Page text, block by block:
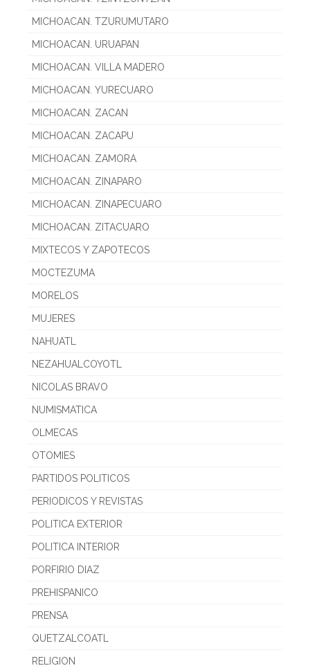
MICHOACAN. TZURUMUTARO
MICHOACAN. URUAPAN
MICHOACAN. VILLA MADERO
MICHOACAN. YURECUARO
MICHOACAN. ZACAN
MICHOACAN. ZACAPU
MICHOACAN. ZAMORA
MICHOACAN. ZINAPARO
MICHOACAN. ZINAPECUARO
MICHOACAN. ZITACUARO
MIXTECOS Y ZAPOTECOS
MOCTEZUMA
MORELOS
MUJERES
NAHUATL
NEZAHUALCOYOTL
NICOLAS BRAVO
NUMISMATICA
OLMECAS
OTOMIES
PARTIDOS POLITICOS
PERIODICOS Y REVISTAS
POLITICA EXTERIOR
POLITICA INTERIOR
PORFIRIO DIAZ
PREHISPANICO
PRENSA
QUETZALCOATL
RELIGION